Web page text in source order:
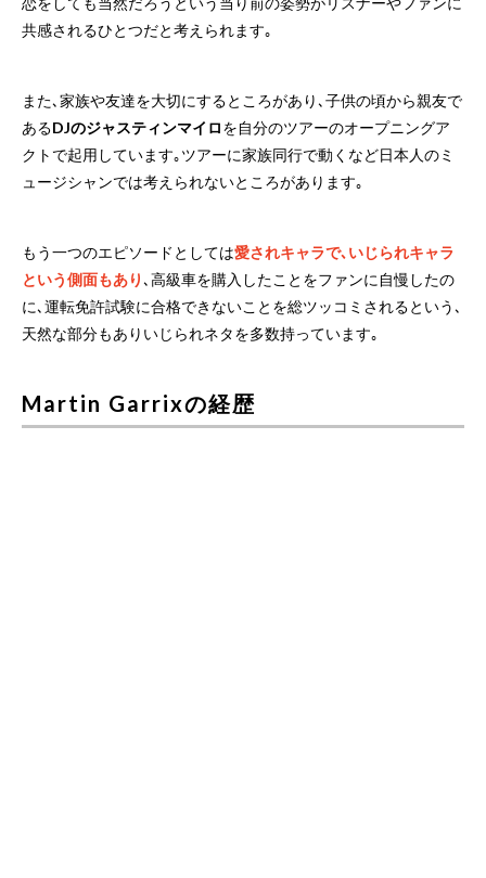
共感されるひとつだと考えられます｡
また､家族や友達を大切にするところがあり､子供の頃から親友で
あるDJのジャスティンマイロを自分のツアーのオープニングア
クトで起用しています｡ツアーに家族同行で動くなど日本人のミ
ュージシャンでは考えられないところがあります｡
もう一つのエピソードとしては愛されキャラで､いじられキャラ
という側面もあり､高級車を購入したことをファンに自慢したの
に､運転免許試験に合格できないことを総ツッコミされるという､
天然な部分もありいじられネタを多数持っています｡
Martin Garrixの経歴